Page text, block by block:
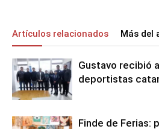
Artículos relacionados Más del
Gustavo recibió
deportistas
Finde de Ferias: